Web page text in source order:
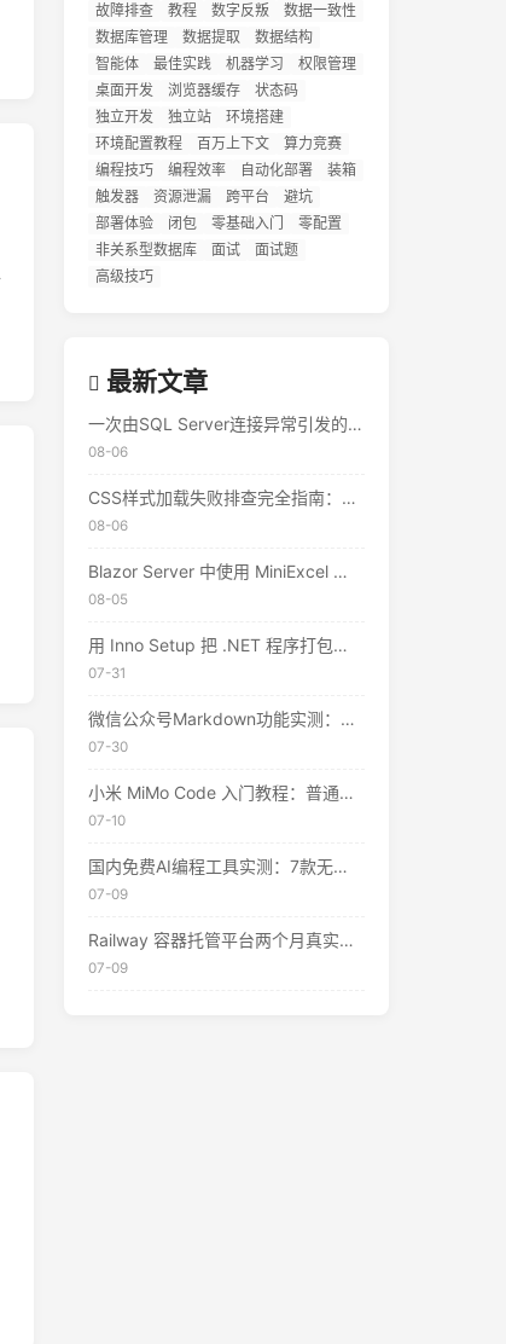
故障排查
教程 数字反叛
数据一致性
数据库管理
数据提取
数据结构
智能体
最佳实践 机器学习
权限管理
桌面开发
浏览器缓存
状态码
独立开发
独立站
环境搭建
环境配置教程
百万上下文
算力竞赛
编程技巧
编程效率 自动化部署
装箱
触发器
资源泄漏 跨平台
避坑
部署体验
闭包 零基础入门
零配置
非关系型数据库
面试
面试题
高级技巧
最新文章
一次由SQL Server连接异常引发的500错误排查实录
08-06
CSS样式加载失败排查完全指南：从控制台到响应头的完整思路
08-06
Blazor Server 中使用 MiniExcel 实现 Excel 导出与导入 — 实战教程
08-05
用 Inno Setup 把 .NET 程序打包成安装包：从零到发布的完整指南
07-31
微信公众号Markdown功能实测：两种方式一键排版，但仍有这些限制
07-30
小米 MiMo Code 入门教程：普通人的 AI 编程助手，真的不用花钱
07-10
国内免费AI编程工具实测：7款无需翻墙、开箱即用的选择（附2026年7月最新额度）
07-09
Railway 容器托管平台两个月真实体验：值不值得用？
07-09